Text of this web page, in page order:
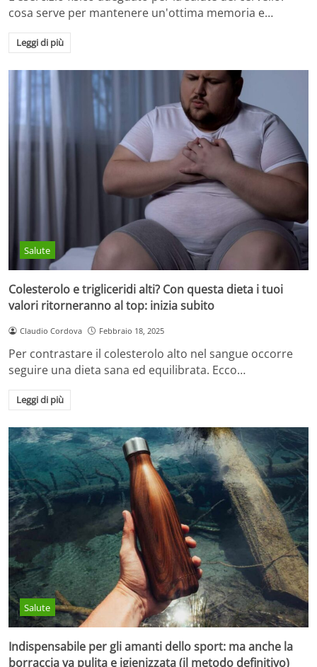
cosa serve per mantenere un'ottima memoria e…
Leggi di più
Salute
Colesterolo e trigliceridi alti? Con questa dieta i tuoi
valori ritorneranno al top: inizia subito
Claudio Cordova Febbraio 18, 2025
Per contrastare il colesterolo alto nel sangue occorre
seguire una dieta sana ed equilibrata. Ecco…
Leggi di più
Salute
Indispensabile per gli amanti dello sport: ma anche la
borraccia va pulita e igienizzata (il metodo definitivo)